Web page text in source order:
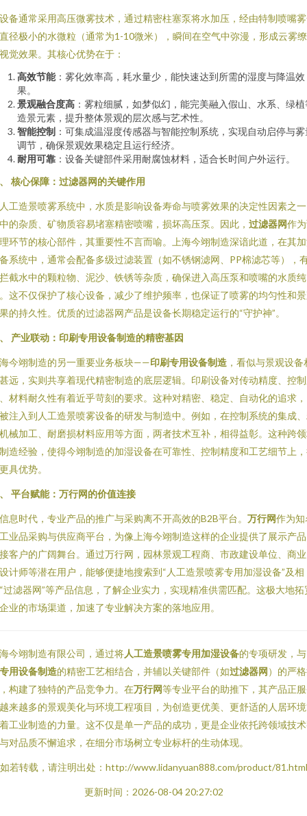
备通常采用高压微雾技术，通过精密柱塞泵将水加压，经由特制喷嘴
径极小的水微粒（通常为1-10微米），瞬间在空气中弥漫，形成云雾
觉效果。其核心优势在于：
高效节能：雾化效率高，耗水量少，能快速达到所需的湿度与降温效
果。
景观融合度高 ：雾粒细腻，如梦似幻，能完美融入假山、水系、绿植
造景元素，提升整体景观的层次感与艺术性。
智能控制 ：可集成温湿度传感器与智能控制系统，实现自动启停与雾
调节，确保景观效果稳定且运行经济。
耐用可靠 ：设备关键部件采用耐腐蚀材料，适合长时间户外运行。
核心保障：过滤器网的关键作用
工造景喷雾系统中，水质是影响设备寿命与喷雾效果的决定性因素之
的杂质、矿物质容易堵塞精密喷嘴，损坏高压泵。因此， 过滤器网作
环节的核心部件，其重要性不言而喻。上海今翊制造深谙此道，在其
系统中，通常会配备多级过滤装置（如不锈钢滤网、PP棉滤芯等），
截水中的颗粒物、泥沙、铁锈等杂质，确保进入高压泵和喷嘴的水质纯
这不仅保护了核心设备，减少了维护频率，也保证了喷雾的均匀性和
的持久性。优质的过滤器网产品是设备长期稳定运行的“守护神”。
产业联动：印刷专用设备制造的精密基因
今翊制造的另一重要业务板块——印刷专用设备制造 ，看似与景观设备
远，实则共享着现代精密制造的底层逻辑。印刷设备对传动精度、控
材料耐久性有着近乎苛刻的要求。这种对精密、稳定、自动化的追求
注入到人工造景喷雾设备的研发与制造中。例如，在控制系统的集成
械加工、耐磨损材料应用等方面，两者技术互补，相得益彰。这种跨
造经验，使得今翊制造的加湿设备在可靠性、控制精度和工艺细节上
具优势。
平台赋能：万行网的价值连接
息时代，专业产品的推广与采购离不开高效的B2B平台。 万行网作为知
业品采购与供应商平台，为像上海今翊制造这样的企业提供了展示产
客户的广阔舞台。通过万行网，园林景观工程商、市政建设单位、商
计师等潜在用户，能够便捷地搜索到“人工造景喷雾专用加湿设备”及相
过滤器网”等产品信息，了解企业实力，实现精准供需匹配。这极大地拓
业的市场渠道，加速了专业解决方案的落地应用。
今翊制造有限公司，通过将人工造景喷雾专用加湿设备的专项研发，与
用设备制造的精密工艺相结合，并辅以关键部件（如过滤器网）的严
构建了独特的产品竞争力。在万行网等专业平台的助推下，其产品正
来越多的景观美化与环境工程项目，为创造更优美、更舒适的人居环
工业制造的力量。这不仅是单一产品的成功，更是企业依托跨领域技
对品质不懈追求，在细分市场树立专业标杆的生动体现。
如若转载，请注明出处：http://www.lidanyuan888.com/product/81.html
更新时间：2026-08-04 20:27:02